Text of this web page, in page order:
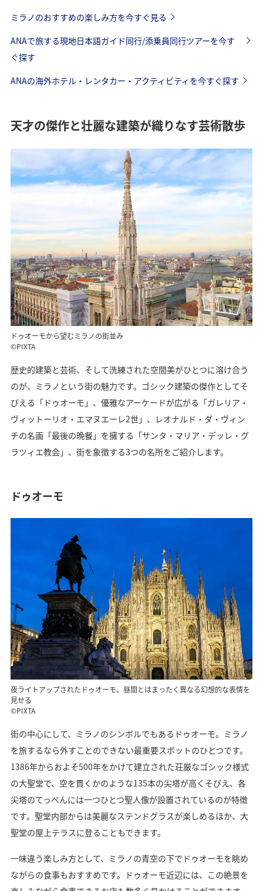
ミラノのおすすめの楽しみ方を今すぐ見る
ANAで旅する現地日本語ガイド同行/添乗員同行ツアーを今す
ぐ探す
ANAの海外ホテル・レンタカー・アクティビティを今すぐ探す
天才の傑作と壮麗な建築が織りなす芸術散歩
ドゥオーモから望むミラノの街並み
©PIXTA
歴史的建築と芸術、そして洗練された空間美がひとつに溶け合う
のが、ミラノという街の魅力です。ゴシック建築の傑作としてそ
びえる「ドゥオーモ」、優雅なアーケードが広がる「ガレリア・
ヴィットーリオ・エマヌエーレ2世」、レオナルド・ダ・ヴィン
チの名画「最後の晩餐」を擁する「サンタ・マリア・デッレ・グ
ラツィエ教会」、街を象徴する3つの名所をご紹介します。
ドゥオーモ
夜ライトアップされたドゥオーモ。昼間とはまったく異なる幻想的な表情を
見せる
©PIXTA
街の中心にして、ミラノのシンボルでもあるドゥオーモ。ミラノ
を旅するなら外すことのできない最重要スポットのひとつです。
1386年からおよそ500年をかけて建立された荘厳なゴシック様式
の大聖堂で、空を貫くかのような135本の尖塔が高くそびえ、各
尖塔のてっぺんには一つひとつ聖人像が設置されているのが特徴
です。聖堂内部からは美麗なステンドグラスが楽しめるほか、大
聖堂の屋上テラスに登ることもできます。
一味違う楽しみ方として、ミラノの青空の下でドゥオーモを眺め
ながらの食事もおすすめです。ドゥオーモ近辺には、この絶景を